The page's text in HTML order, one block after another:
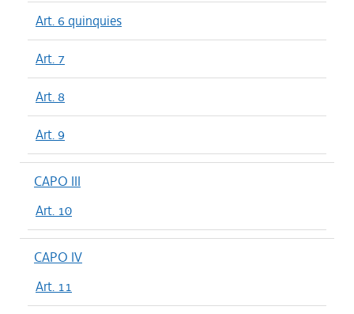
Art. 6 quinquies
Art. 7
Art. 8
Art. 9
CAPO III
Art. 10
CAPO IV
Art. 11